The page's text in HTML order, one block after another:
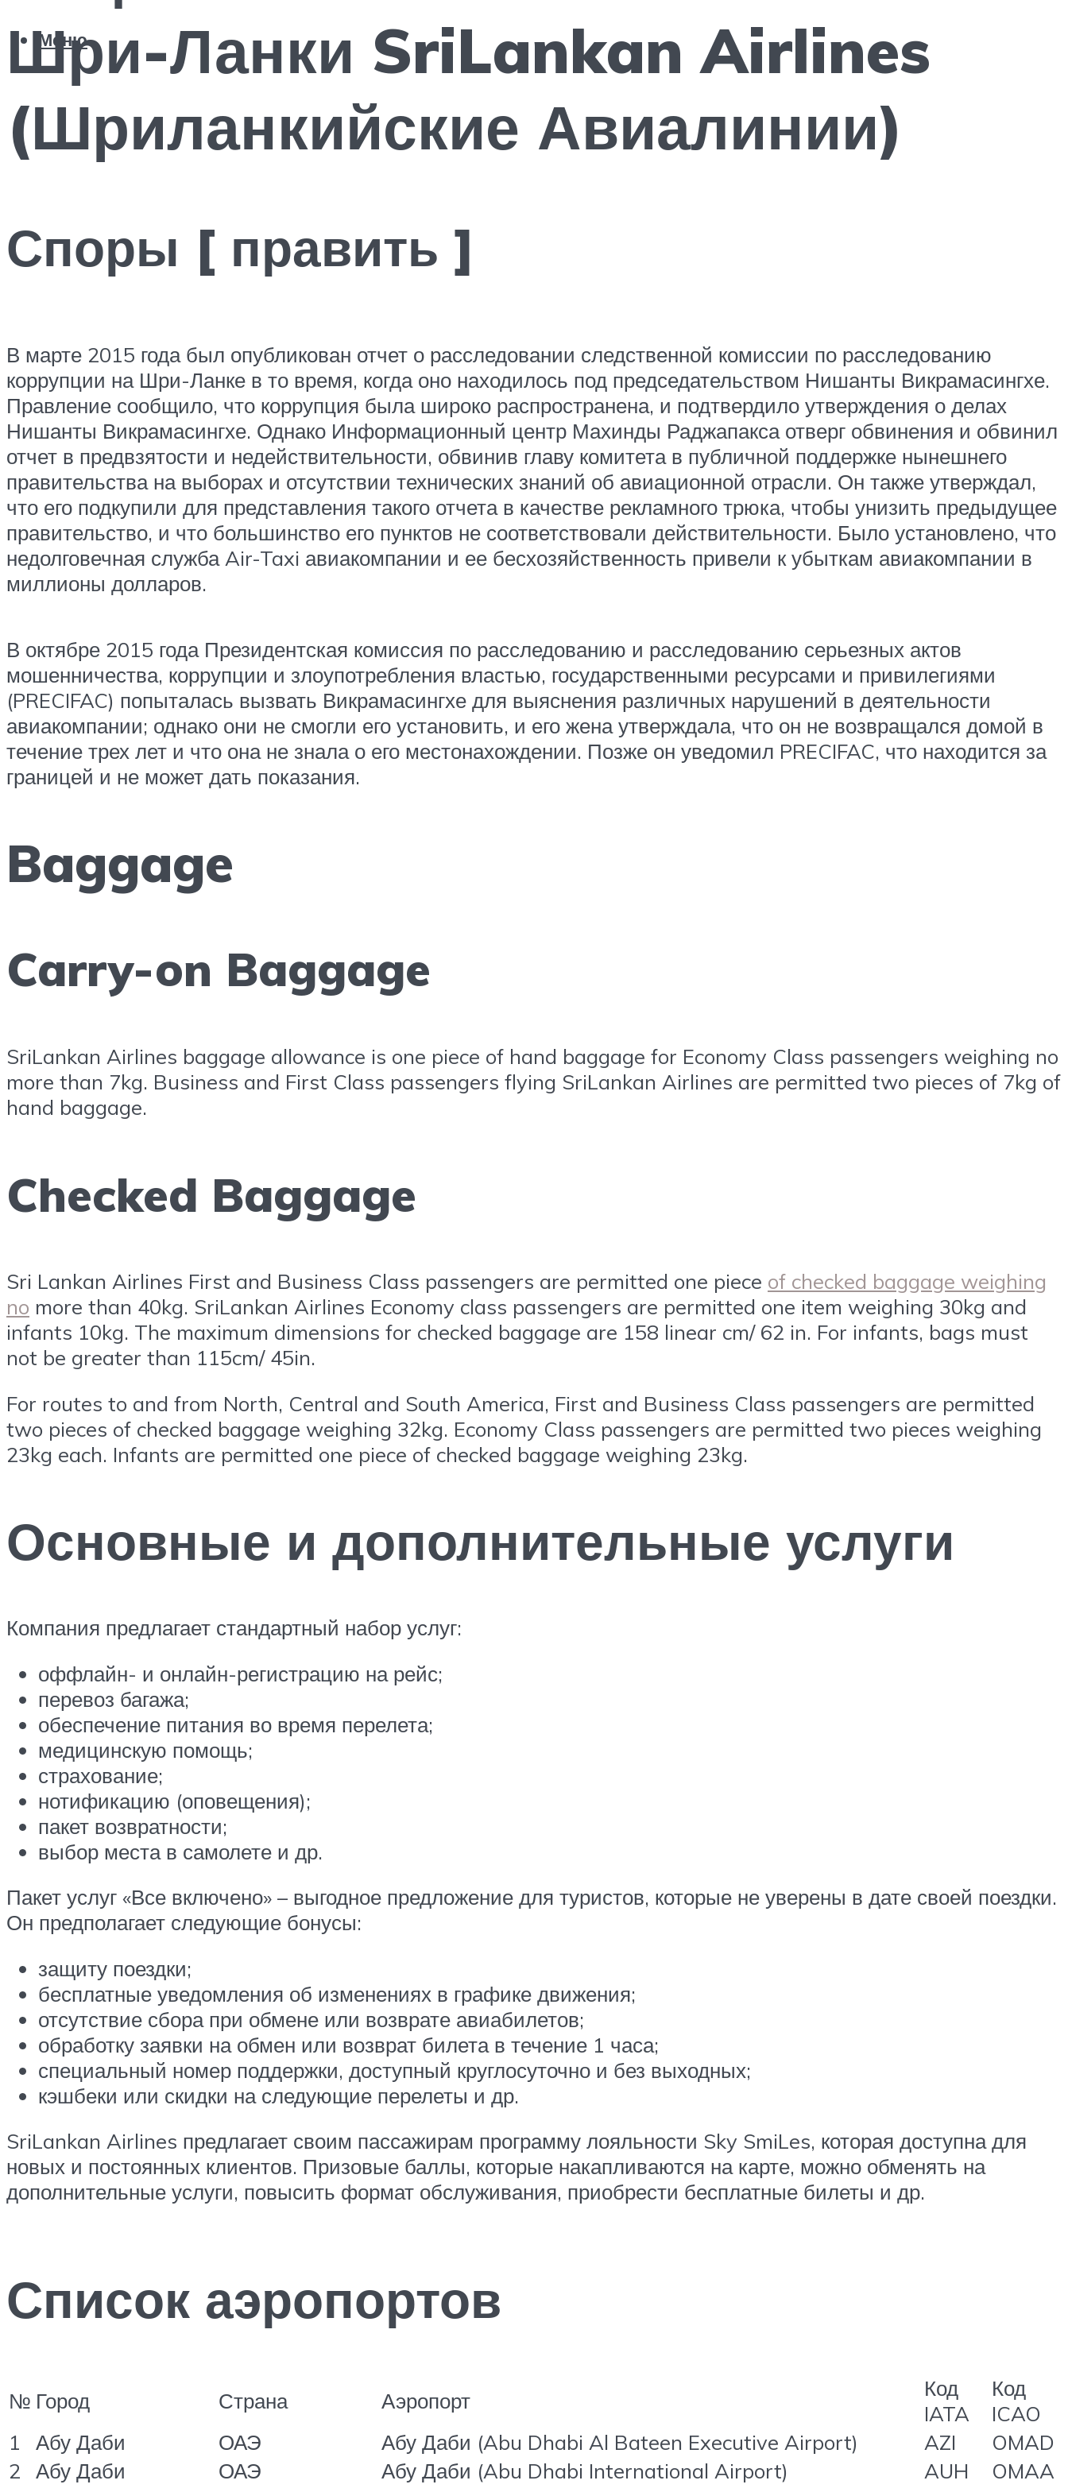
Меню
Шри-Ланки SriLankan Airlines
(Шриланкийские Авиалинии)
Споры [ править ]
В марте 2015 года был опубликован отчет о расследовании следственной комиссии по расследованию
коррупции на Шри-Ланке в то время, когда оно находилось под председательством Нишанты Викрамасингхе.
Правление сообщило, что коррупция была широко распространена, и подтвердило утверждения о делах
Нишанты Викрамасингхе. Однако Информационный центр Махинды Раджапакса отверг обвинения и обвинил
отчет в предвзятости и недействительности, обвинив главу комитета в публичной поддержке нынешнего
правительства на выборах и отсутствии технических знаний об авиационной отрасли. Он также утверждал,
что его подкупили для представления такого отчета в качестве рекламного трюка, чтобы унизить предыдущее
правительство, и что большинство его пунктов не соответствовали действительности. Было установлено, что
недолговечная служба Air-Taxi авиакомпании и ее бесхозяйственность привели к убыткам авиакомпании в
миллионы долларов.
В октябре 2015 года Президентская комиссия по расследованию и расследованию серьезных актов
мошенничества, коррупции и злоупотребления властью, государственными ресурсами и привилегиями
(PRECIFAC) попыталась вызвать Викрамасингхе для выяснения различных нарушений в деятельности
авиакомпании; однако они не смогли его установить, и его жена утверждала, что он не возвращался домой в
течение трех лет и что она не знала о его местонахождении. Позже он уведомил PRECIFAC, что находится за
границей и не может дать показания.
Baggage
Carry-on Baggage
SriLankan Airlines baggage allowance is one piece of hand baggage for Economy Class passengers weighing no
more than 7kg. Business and First Class passengers flying SriLankan Airlines are permitted two pieces of 7kg of
hand baggage.
Checked Baggage
Sri Lankan Airlines First and Business Class passengers are permitted one piece of checked baggage weighing
no more than 40kg. SriLankan Airlines Economy class passengers are permitted one item weighing 30kg and
infants 10kg. The maximum dimensions for checked baggage are 158 linear cm/ 62 in. For infants, bags must
not be greater than 115cm/ 45in.
For routes to and from North, Central and South America, First and Business Class passengers are permitted
two pieces of checked baggage weighing 32kg. Economy Class passengers are permitted two pieces weighing
23kg each. Infants are permitted one piece of checked baggage weighing 23kg.
Основные и дополнительные услуги
Компания предлагает стандартный набор услуг:
оффлайн- и онлайн-регистрацию на рейс;
перевоз багажа;
обеспечение питания во время перелета;
медицинскую помощь;
страхование;
нотификацию (оповещения);
пакет возвратности;
выбор места в самолете и др.
Пакет услуг «Все включено» – выгодное предложение для туристов, которые не уверены в дате своей поездки.
Он предполагает следующие бонусы:
защиту поездки;
бесплатные уведомления об изменениях в графике движения;
отсутствие сбора при обмене или возврате авиабилетов;
обработку заявки на обмен или возврат билета в течение 1 часа;
специальный номер поддержки, доступный круглосуточно и без выходных;
кэшбеки или скидки на следующие перелеты и др.
SriLankan Airlines предлагает своим пассажирам программу лояльности Sky SmiLes, которая доступна для
новых и постоянных клиентов. Призовые баллы, которые накапливаются на карте, можно обменять на
дополнительные услуги, повысить формат обслуживания, приобрести бесплатные билеты и др.
Список аэропортов
№ Город Страна Аэропорт
Код
IATA
Код
ICAO
1
Абу Даби ОАЭ Абу Даби (Abu Dhabi Al Bateen Executive Airport) AZI
OMAD
2
Абу Даби ОАЭ Абу Даби (Abu Dhabi International Airport) AUH
OMAA